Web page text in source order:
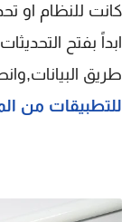
كانت للنظام او
ابداً بفتح
طريق
للتطبيقات من